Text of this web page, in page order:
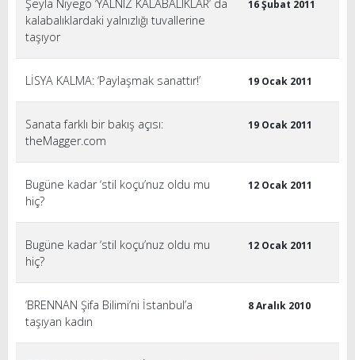
Şeyla Niyego ‘YALNIZ KALABALIKLAR’ da
kalabalıklardaki yalnızlığı tuvallerine
taşıyor
16 Şubat 2011
LİSYA KALMA: ‘Paylaşmak sanattır!’ 19 Ocak 2011
Sanata farklı bir bakış açısı:
theMagger.com
19 Ocak 2011
Bugüne kadar ‘stil koçu’nuz oldu mu
hiç?
12 Ocak 2011
Bugüne kadar ‘stil koçu’nuz oldu mu
hiç?
12 Ocak 2011
‘BRENNAN Şifa Bilimi’ni İstanbul’a
taşıyan kadın
8 Aralık 2010